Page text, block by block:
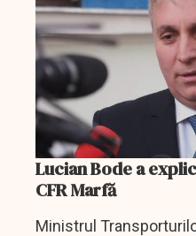
Lucian Bode a
CFR Marfă
Ministrul